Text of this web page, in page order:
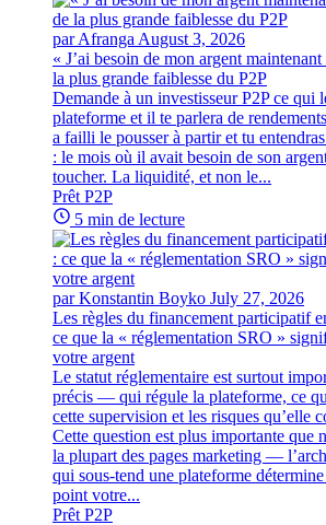
par Afranga August 3, 2026
« J’ai besoin de mon argent
la plus grande faiblesse du P2P
Demande à un investisseur P2P ce qui
plateforme et il te parlera de
a failli le pousser à partir et tu
: le mois où il avait besoin de son
toucher. La liquidité, et non le...
Prêt P2P
5 min de lecture
par Konstantin Boyko July 27, 2026
Les règles du financement participatif
ce que la « réglementation SRO »
votre argent
Le statut réglementaire est surtout
précis — qui régule la plateforme, ce
cette supervision et les risques qu’elle
Cette question est plus importante que
la plupart des pages marketing —
qui sous-tend une plateforme
point votre...
Prêt P2P